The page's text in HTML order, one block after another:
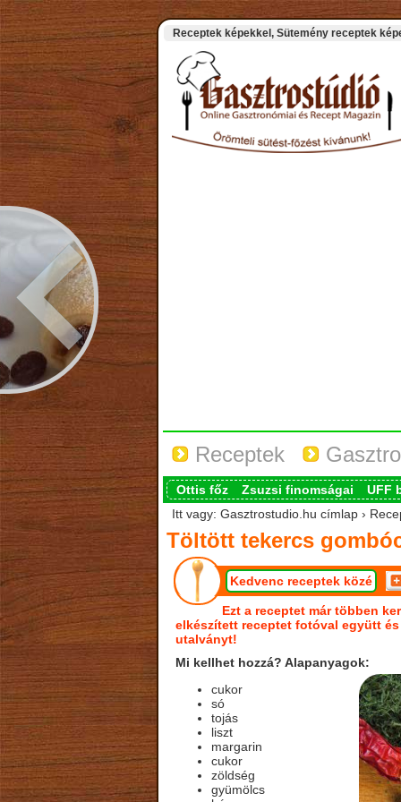
Receptek képekkel, Sütemény receptek
Receptek
Ottis főz Zsuzsi finomságai
UFF
Itt vagy: Gasztrostudio.hu címlap ›
Töltött tekercs
Kedvenc receptek közé
Ezt a receptet már többen
elkészített receptet fotóval együtt
utalványt!
Mi kellhet hozzá? Alapanyagok:
cukor
só
tojás
liszt
margarin
cukor
zöldség
gyümölcs